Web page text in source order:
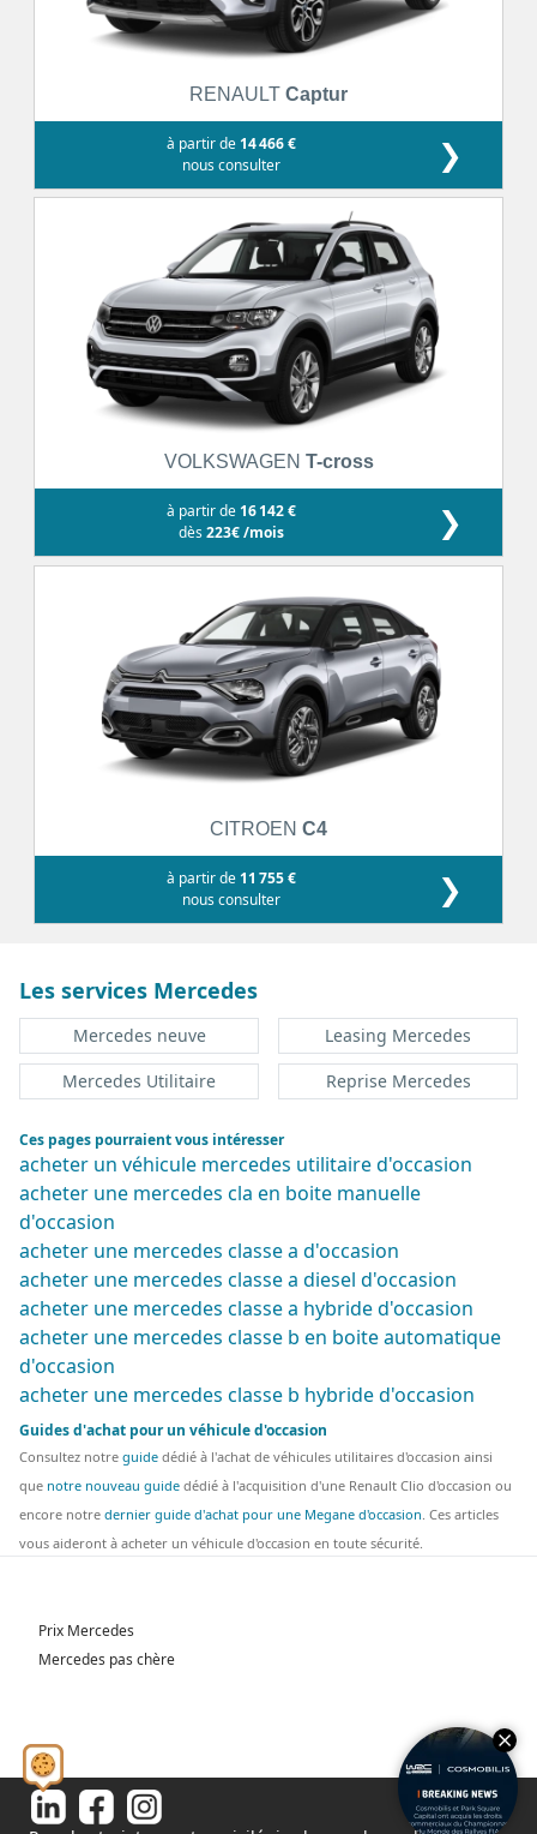
RENAULT Captur
à partir de 14 466 €
nous consulter
❯
VOLKSWAGEN T-cross
à partir de 16 142 €
dès223€ /mois ❯
CITROEN C4
à partir de 11 755 €
nous consulter
❯
Les services Mercedes
Mercedes neuve
Leasing Mercedes
Mercedes Utilitaire
Reprise Mercedes
Ces pages pourraient vous intéresser
acheter un véhicule mercedes utilitaire d'occasion
acheter une mercedes cla en boite manuelle
d'occasion
acheter une mercedes classe a d'occasion
acheter une mercedes classe a diesel d'occasion
acheter une mercedes classe a hybride d'occasion
acheter une mercedes classe b en boite automatique
d'occasion
acheter une mercedes classe b hybride d'occasion
Guides d'achat pour un véhicule d'occasion
Consultez notre guide dédié à l'achat de véhicules utilitaires d'occasion ainsi
que notre nouveau guide dédié à l'acquisition d'une Renault Clio d'occasion ou
encore notre dernier guide d'achat pour une Megane d'occasion. Ces articles
vous aideront à acheter un véhicule d'occasion en toute sécurité.
Prix Mercedes
Mercedes pas chère